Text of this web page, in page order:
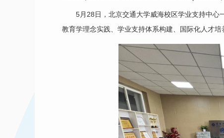
5月28日，北京交通大学威海校区学业支持中
教育学理念实践、学业支持体系构建、国际化人才培